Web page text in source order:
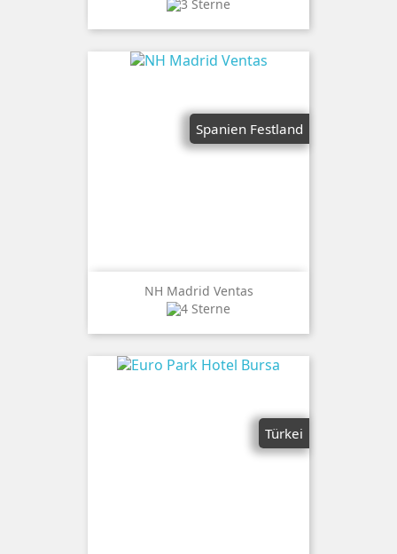
Spanien Festland
NH Madrid Ventas
Türkei